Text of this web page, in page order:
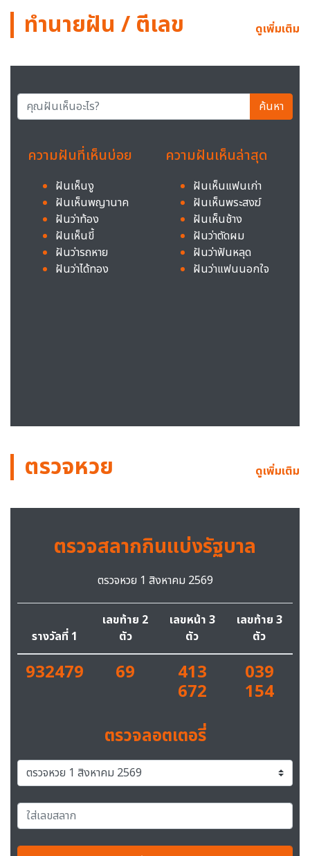
ทำนายฝัน / ตีเลข ดูเพิ่มเติม
ค้นหา
ความฝันที่เห็นบ่อย
ฝันเห็นงู
ฝันเห็นพญานาค
ฝันว่าท้อง
ฝันเห็นขี้
ฝันว่ารถหาย
ฝันว่าได้ทอง
ความฝันเห็นล่าสุด
ฝันเห็นแฟนเก่า
ฝันเห็นพระสงฆ์
ฝันเห็นช้าง
ฝันว่าตัดผม
ฝันว่าฟันหลุด
ฝันว่าแฟนนอกใจ
ตรวจหวย ดูเพิ่มเติม
ตรวจสลากกินแบ่งรัฐบาล
ตรวจหวย 1 สิงหาคม 2569
รางวัลที่ 1
เลขท้าย 2
ตัว
เลขหน้า 3
ตัว
เลขท้าย 3
ตัว
932479 69 413
672
039
154
ตรวจลอตเตอรี่